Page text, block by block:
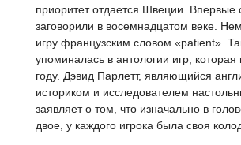
приоритет отдается Швеции. Впервые
заговорили в восемнадцатом веке.
игру французским словом «patient».
упоминалась в антологии игр,
году. Дэвид Парлетт, являющийся
историком и исследователем
заявляет о том, что изначально в
двое, у каждого игрока была своя